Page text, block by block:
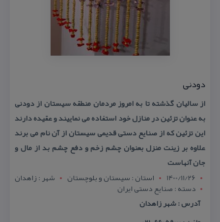
دودنی
از سالیان گذشته تا به امروز مردمان منطقه سیستان از دودنی
به عنوان تزئین در منازل خود استفاده می نماییند و عقیده دارند
این تزئین كه از صنایع دستی قدیمی سیستان از آن نام می برند
علاوه بر زینت منزل بعنوان چشم زخم و دفع چشم بد از مال و
جان آنهاست
1400/11/26
استان : سيستان و بلوچستان شهر : زاهدان
دسته : صنایع دستی ایران
آدرس : شهر زاهدان